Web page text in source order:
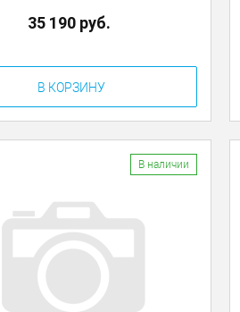
35 190 руб.
В КОРЗИНУ
В наличии